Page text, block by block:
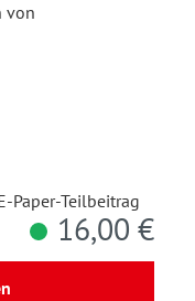
von
Paper-Teilbeitrag
16,00 €